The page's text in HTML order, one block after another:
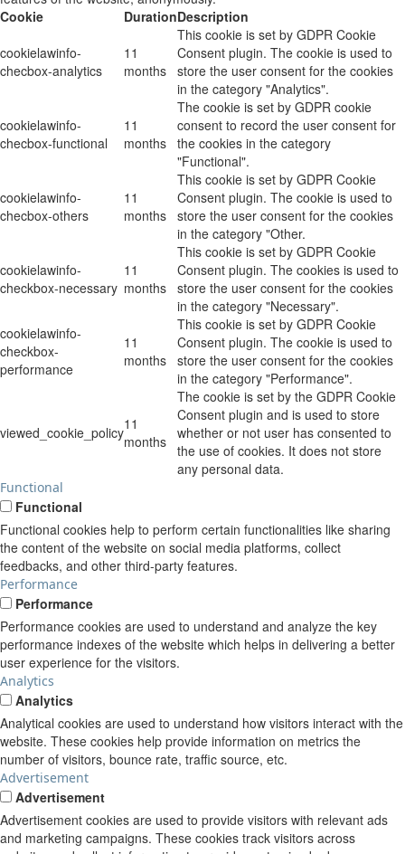
Cookie
DurationDescription
cookielawinfo-
checbox-analytics
11
months
This cookie is set by GDPR Cookie
Consent plugin. The cookie is used to
store the user consent for the cookies
in the category "Analytics".
cookielawinfo-
checbox-functional
11
months
The cookie is set by GDPR cookie
consent to record the user consent for
the cookies in the category
"Functional".
cookielawinfo-
checbox-others
11
months
This cookie is set by GDPR Cookie
Consent plugin. The cookie is used to
store the user consent for the cookies
in the category "Other.
cookielawinfo-
checkbox-necessary
11
months
This cookie is set by GDPR Cookie
Consent plugin. The cookies is used to
store the user consent for the cookies
in the category "Necessary".
cookielawinfo-
checkbox-
performance
11
months
This cookie is set by GDPR Cookie
Consent plugin. The cookie is used to
store the user consent for the cookies
in the category "Performance".
viewed_cookie_policy11
months
The cookie is set by the GDPR Cookie
Consent plugin and is used to store
whether or not user has consented to
the use of cookies. It does not store
any personal data.
Functional
Functional
Functional cookies help to perform certain functionalities like sharing
the content of the website on social media platforms, collect
feedbacks, and other third-party features.
Performance
Performance
Performance cookies are used to understand and analyze the key
performance indexes of the website which helps in delivering a better
user experience for the visitors.
Analytics
Analytics
Analytical cookies are used to understand how visitors interact with the
website. These cookies help provide information on metrics the
number of visitors, bounce rate, traffic source, etc.
Advertisement
Advertisement
Advertisement cookies are used to provide visitors with relevant ads
and marketing campaigns. These cookies track visitors across